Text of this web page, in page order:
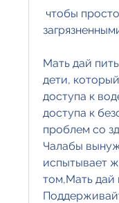
Мать дай
дети,
доступа к
доступа к
проблем со
Чалабы
испытывает
том,Мать дай